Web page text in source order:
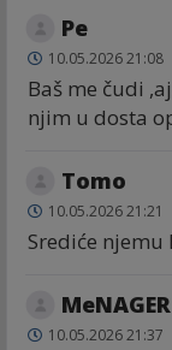
Ре
10.05.2026 21:08
Baš me čudi
njim u dosta
Tomo
10.05.2026 21:21
Srediće njemu
MeNAGER
10.05.2026 21:37